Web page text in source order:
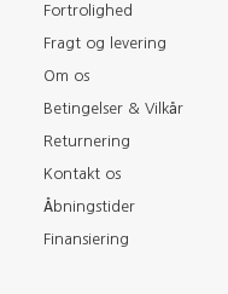
Fortrolighed
Fragt og levering
Om os
Betingelser & Vilkår
Returnering
Kontakt os
Åbningstider
Finansiering